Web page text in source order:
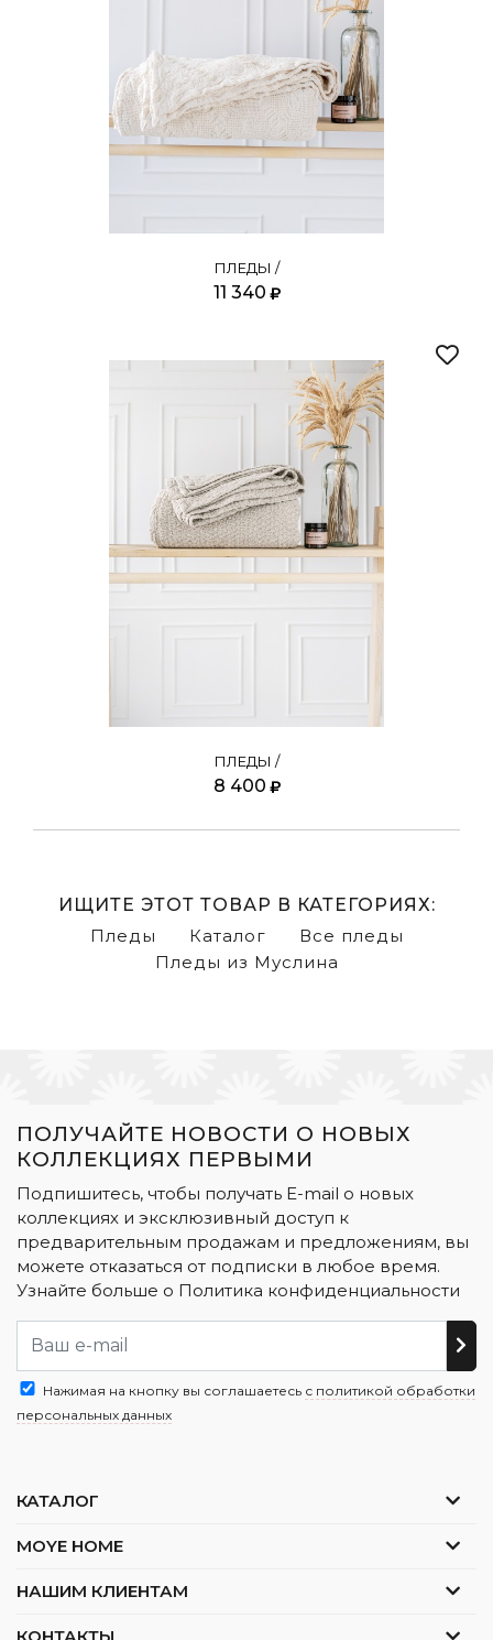
11 340
ПЛЕДЫ /
8 400
ПЛЕДЫ /
ИЩИТЕ ЭТОТ ТОВАР В КАТЕГОРИЯХ:
Пледы
Каталог
Все пледы
Пледы из Муслина
ПОЛУЧАЙТЕ НОВОСТИ О НОВЫХ
КОЛЛЕКЦИЯХ ПЕРВЫМИ
Подпишитесь, чтобы получать E-mail о новых
коллекциях и эксклюзивный доступ к
предварительным продажам и предложениям, вы
можете отказаться от подписки в любое время.
Узнайте больше о Политика конфиденциальности
Нажимая на кнопку вы соглашаетесь с политикой обработки
персональных данных
КАТАЛОГ
MOYE HOME
НАШИМ КЛИЕНТАМ